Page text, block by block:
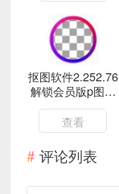
抠图软件2.252.76
解锁会员版p图、
ai生成、消除、ai
海报
查看
评论列表